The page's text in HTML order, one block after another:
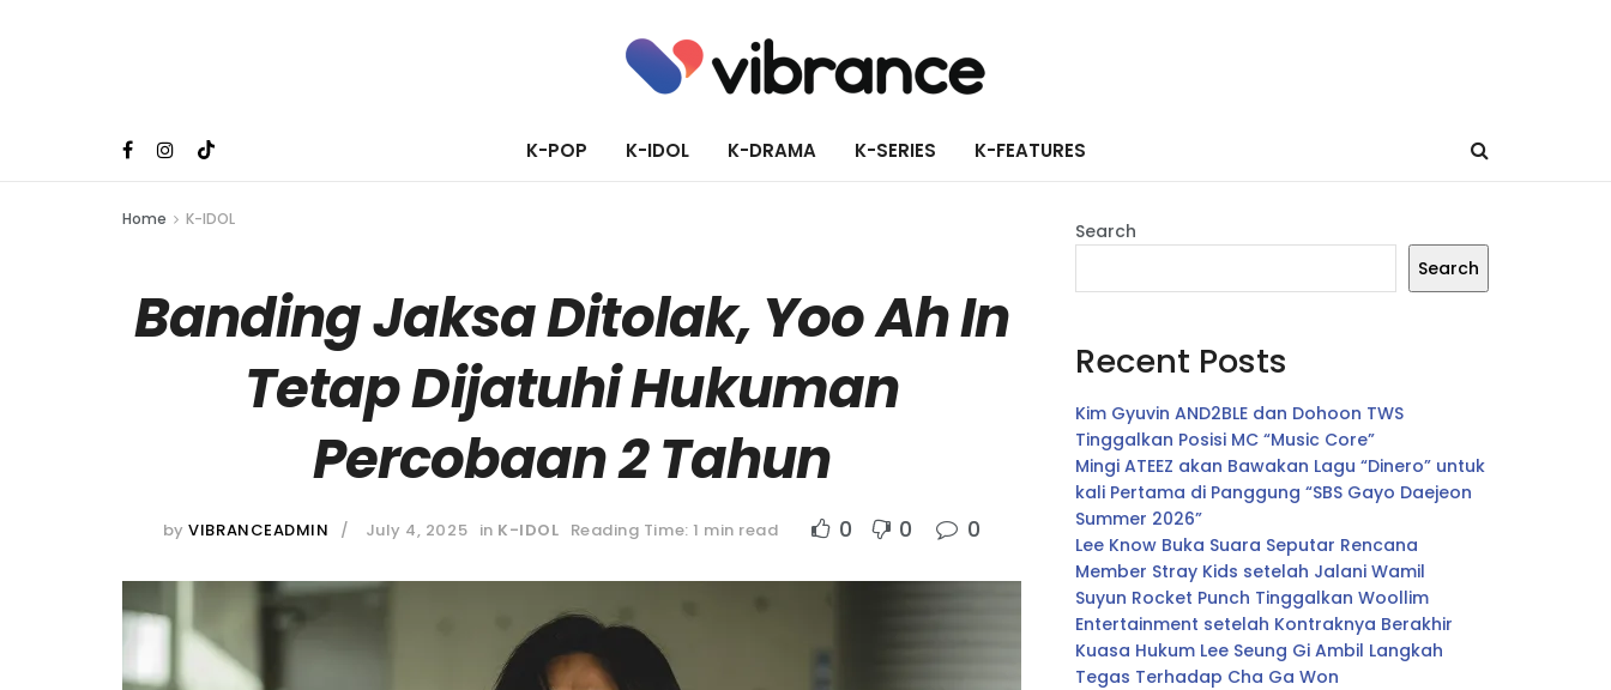
K-POP K-IDOL K-DRAMA K-SERIES K-FEATURES
Home K-IDOL
Banding Jaksa Ditolak, Yoo Ah In
Tetap Dijatuhi Hukuman
Percobaan 2 Tahun
by VIBRANCEADMIN July 4, 2025 in K-IDOL Reading Time: 1 min read 0 0 0
Search
Search
Recent Posts
Kim Gyuvin AND2BLE dan Dohoon TWS
Tinggalkan Posisi MC “Music Core”
Mingi ATEEZ akan Bawakan Lagu “Dinero” untuk
kali Pertama di Panggung “SBS Gayo Daejeon
Summer 2026”
Lee Know Buka Suara Seputar Rencana
Member Stray Kids setelah Jalani Wamil
Suyun Rocket Punch Tinggalkan Woollim
Entertainment setelah Kontraknya Berakhir
Kuasa Hukum Lee Seung Gi Ambil Langkah
Tegas Terhadap Cha Ga Won